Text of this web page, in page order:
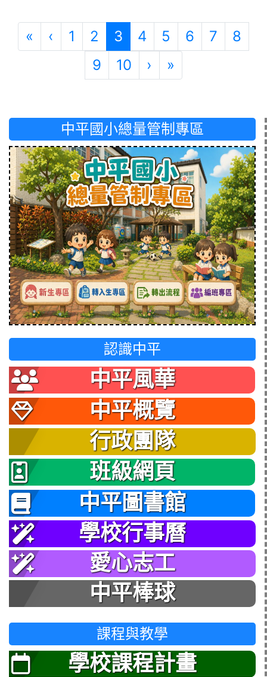
« 第一頁
‹ 上一頁
1 2 3 (目前頁次)
4 5 6 7
8
9
10 › 下一頁
»
中平國小總量管制專區
認識中平
中平風華
中平概覽
行政團隊
班級網頁
中平圖書館
學校行事曆
愛心志工
中平棒球
課程與教學
學校課程計畫